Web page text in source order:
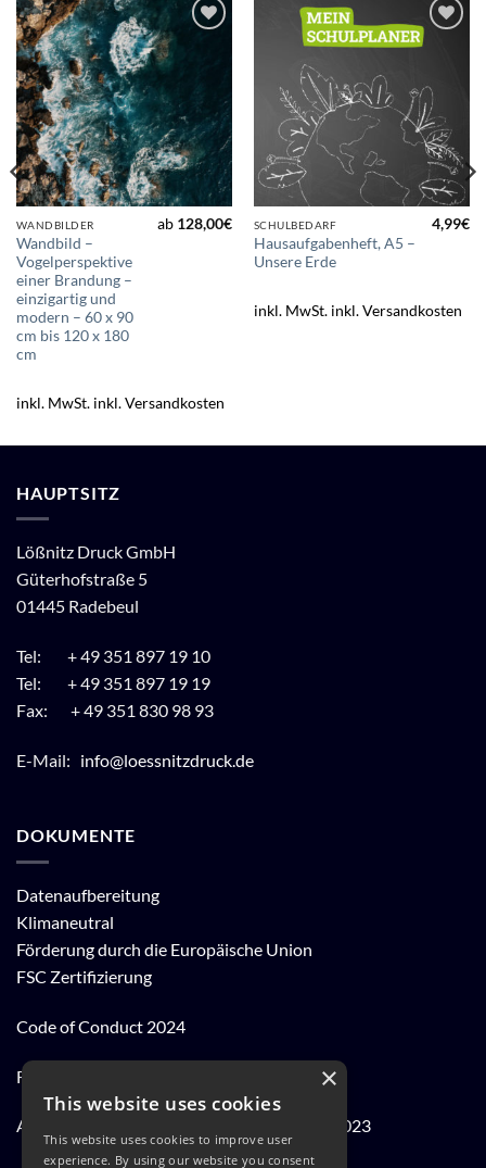
Wunschliste
hinzufügen
WANDBILDER
Wandbild –
Vogelperspektive
einer Brandung –
einzigartig und
modern – 60 x 90
cm bis 120 x 180
cm
ab 128,00€
inkl. MwSt. inkl. Versandkosten
Zur
SCHULBEDARF
Hausaufgabenheft, A5 –
Unsere Erde
4,99€
inkl. MwSt. inkl. Versandkosten
HAUPTSITZ
Lößnitz Druck GmbH
Güterhofstraße 5
01445 Radebeul
Tel: + 49 351 897 19 10
Tel: + 49 351 897 19 19
Fax: + 49 351 830 98 93
E-Mail: info@loessnitzdruck.de
DOKUMENTE
Datenaufbereitung
Klimaneutral
Förderung durch die Europäische Union
FSC Zertifizierung
Code of Conduct 2024
FSC® Kernarbeitsnormen 2023
Achtung der Arbeits und Menschenrechte 2023
This website uses cookies
This website uses cookies to improve user
experience. By using our website you consent
×